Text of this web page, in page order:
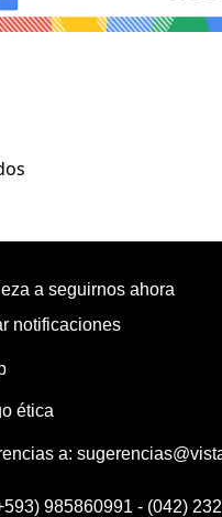
a seguirnos ahora
notificaciones
ética
a:
985860991 - (042)